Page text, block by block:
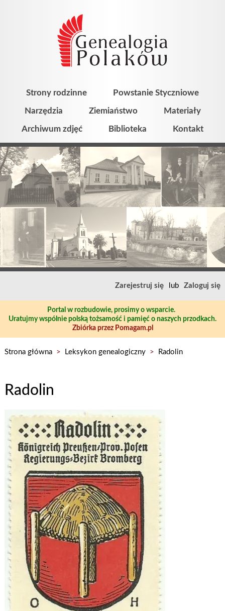
Strony rodzinne Powstanie Styczniowe
Narzędzia Ziemiaństwo Materiały
Archiwum zdjęć Biblioteka Kontakt
Zarejestruj się lub Zaloguj się
Portal w rozbudowie, prosimy o wsparcie.
Uratujmy wspólnie polską tożsamość i pamięć o naszych przodkach.
Zbiórka przez Pomagam.pl
Strona główna > Leksykon genealogiczny > Radolin
Radolin